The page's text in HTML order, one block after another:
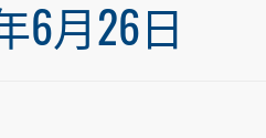
6月26日